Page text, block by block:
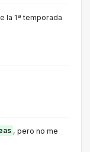
la 1ª temporada
, pero no me